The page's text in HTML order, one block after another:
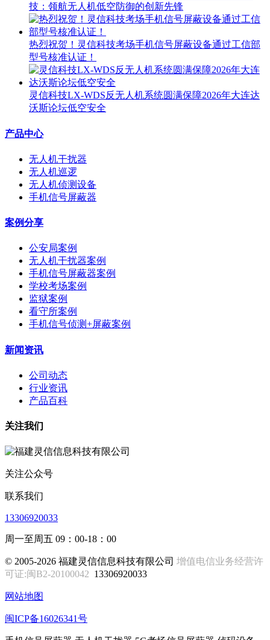
技：领航无人机低空防御的创新先锋
热烈祝贺！灵信科技考场手机信号屏蔽设备通过工信部
型号核准认证！
灵信科技LX-WDS反无人机系统圆满保障2026年大连达
沃斯论坛低空安全
产品中心
无人机干扰器
无人机巡逻
无人机侦测设备
手机信号屏蔽器
案例分享
公安局案例
无人机干扰器案例
手机信号屏蔽器案例
学校考场案例
监狱案例
看守所案例
手机信号侦测+屏蔽案例
新闻资讯
公司动态
行业资讯
产品百科
关注我们
关注公众号
联系我们
13306920033
周一至周五 09：00-18：00
© 2005-2026 福建灵信信息科技有限公司 增值电信业务经营许
可证:闽B2-20100042 13306920033
网站地图
闽ICP备16026341号